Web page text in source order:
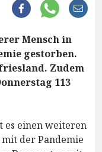
Mensch in
gestorben.
Zudem
113
es einen weiteren
der Pandemie